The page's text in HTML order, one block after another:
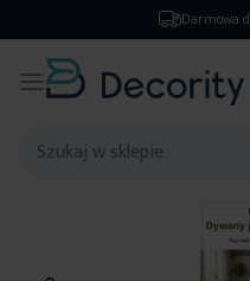
Darmowa